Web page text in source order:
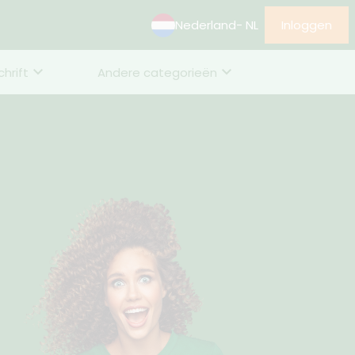
Nederland- NL Inloggen
Andere categorieën